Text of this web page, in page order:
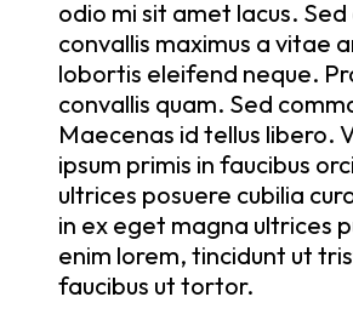
odio mi sit amet lacus.
convallis maximus a vitae
lobortis eleifend neque.
convallis quam. Sed
Maecenas id tellus libero.
ipsum primis in faucibus
ultrices posuere cubilia
in ex eget magna ultrices
enim lorem, tincidunt ut
faucibus ut tortor.